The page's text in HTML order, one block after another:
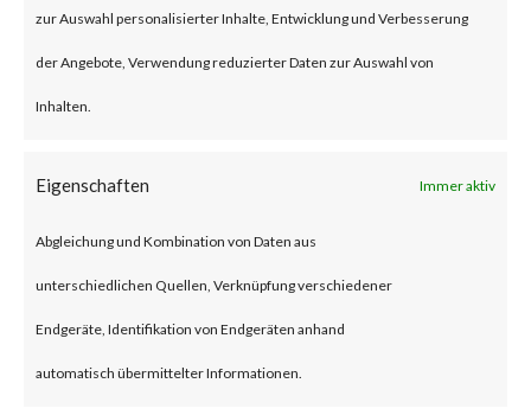
zur Auswahl personalisierter Inhalte, Entwicklung und Verbesserung
der Angebote, Verwendung reduzierter Daten zur Auswahl von
Inhalten.
Eigenschaften Immer aktiv
Abgleichung und Kombination von Daten aus
unterschiedlichen Quellen, Verknüpfung verschiedener
Endgeräte, Identifikation von Endgeräten anhand
automatisch übermittelter Informationen.
underlying industrial process,
which could result in destructive
or disruptive consequences. The
score of 9.8 and is rated critical
by Rockwell Automation.